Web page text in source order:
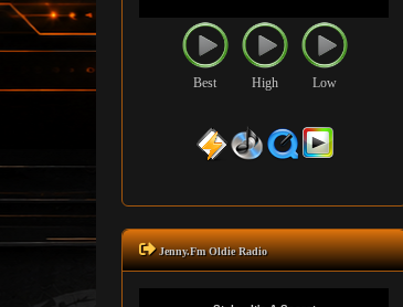
Best High Low
Jenny.Fm Oldie Radio